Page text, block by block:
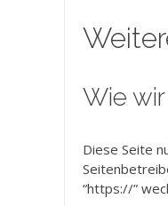
Wie
Diese Seite
“https://”